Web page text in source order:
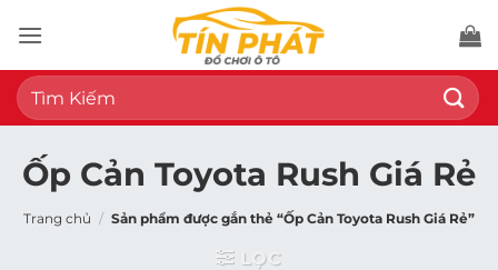
qua
nội
dung
Tìm
kiếm:
Ốp Cản Toyota Rush Giá Rẻ
Trang chủ / Sản phẩm được gắn thẻ “Ốp Cản Toyota Rush Giá Rẻ”
LỌC